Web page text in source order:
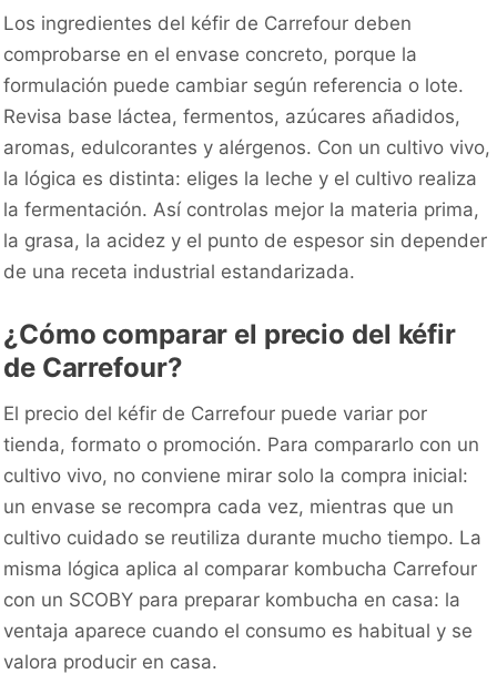
Los ingredientes del kéfir de Carrefour deben
comprobarse en el envase concreto, porque la
formulación puede cambiar según referencia o lote.
Revisa base láctea, fermentos, azúcares añadidos,
aromas, edulcorantes y alérgenos. Con un cultivo vivo,
la lógica es distinta: eliges la leche y el cultivo realiza
la fermentación. Así controlas mejor la materia prima,
la grasa, la acidez y el punto de espesor sin depender
de una receta industrial estandarizada.
¿Cómo comparar el precio del kéfir
de Carrefour?
El precio del kéfir de Carrefour puede variar por
tienda, formato o promoción. Para compararlo con un
cultivo vivo, no conviene mirar solo la compra inicial:
un envase se recompra cada vez, mientras que un
cultivo cuidado se reutiliza durante mucho tiempo. La
misma lógica aplica al comparar kombucha Carrefour
con un SCOBY para preparar kombucha en casa: la
ventaja aparece cuando el consumo es habitual y se
valora producir en casa.